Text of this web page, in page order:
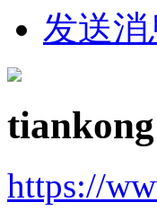
发送消
tiankong
https://